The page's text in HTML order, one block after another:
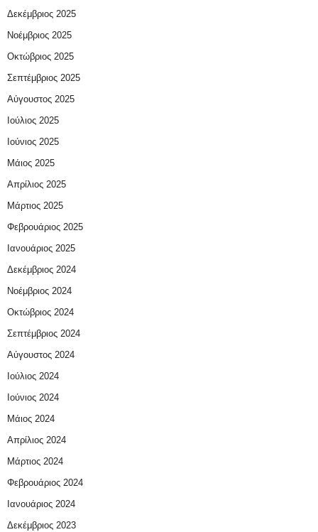
Δεκέμβριος 2025
Νοέμβριος 2025
Οκτώβριος 2025
Σεπτέμβριος 2025
Αύγουστος 2025
Ιούλιος 2025
Ιούνιος 2025
Μάιος 2025
Απρίλιος 2025
Μάρτιος 2025
Φεβρουάριος 2025
Ιανουάριος 2025
Δεκέμβριος 2024
Νοέμβριος 2024
Οκτώβριος 2024
Σεπτέμβριος 2024
Αύγουστος 2024
Ιούλιος 2024
Ιούνιος 2024
Μάιος 2024
Απρίλιος 2024
Μάρτιος 2024
Φεβρουάριος 2024
Ιανουάριος 2024
Δεκέμβριος 2023